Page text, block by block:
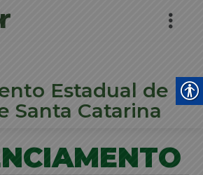
Estadual de
Santa Catarina